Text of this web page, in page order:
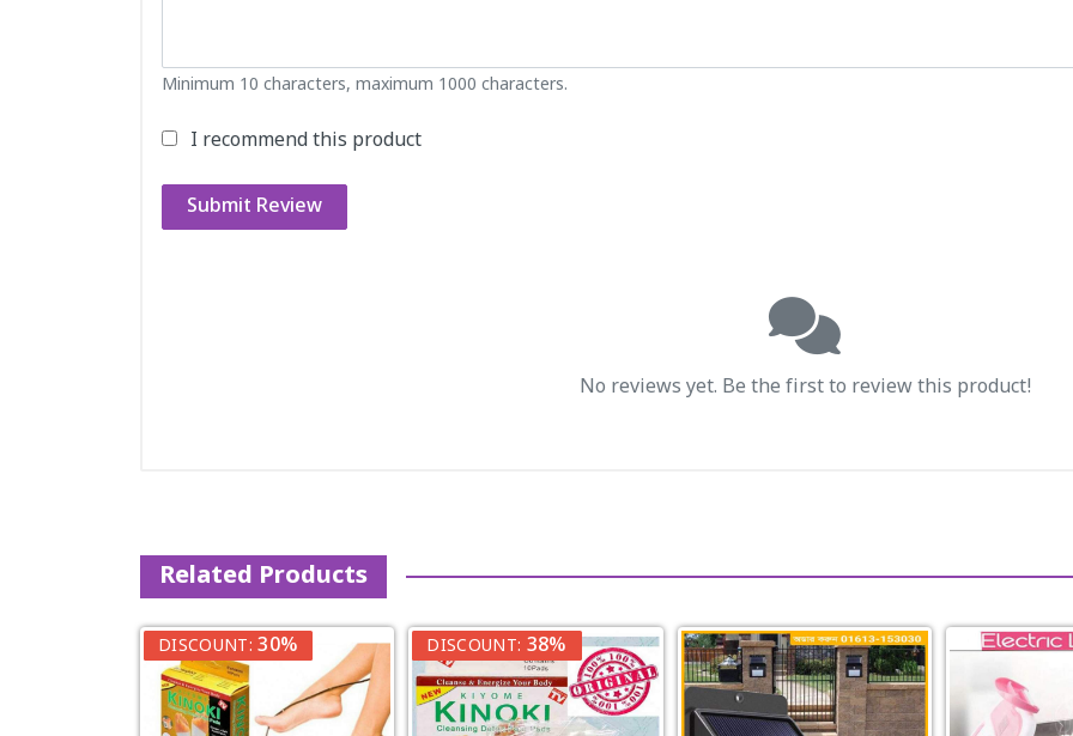
Minimum 10 characters, maximum 1000 characters.
I recommend this product
Submit Review
No reviews yet. Be the first to review this product!
Related Products
DISCOUNT: 30% DISCOUNT: 38%